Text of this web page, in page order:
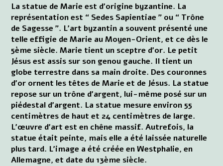
La statue de Marie est d'origine byzantine. La
représentation est “ Sedes Sapientiae ” ou “ Trône
de Sagesse ”. L'art byzantin a souvent présenté une
telle effigie de Marie au Moyen-Orient, et ce dès le
5ème siècle. Marie tient un sceptre d'or. Le petit
Jésus est assis sur son genou gauche. Il tient un
globe terrestre dans sa main droite. Des couronnes
d'or ornent les têtes de Marie et de Jésus. La statue
repose sur un trône d'argent, lui-même posé sur un
piédestal d'argent. La statue mesure environ 55
centimètres de haut et 24 centimètres de large.
L'œuvre d'art est en chêne massif. Autrefois, la
statue était peinte, mais elle a été laissée naturelle
plus tard. L'image a été créée en Westphalie, en
Allemagne, et date du 13ème siècle.